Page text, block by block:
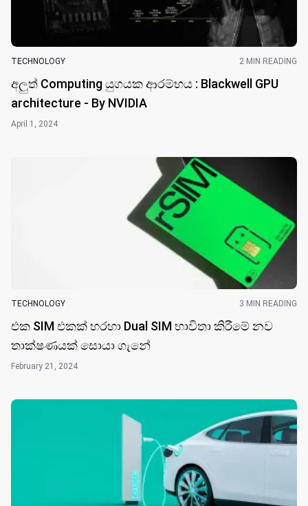
TECHNOLOGY 2 MIN READING
අලුත් Computing යුගයක ආරම්භය : Blackwell GPU
architecture - By NVIDIA
April 1, 2024
TECHNOLOGY 3 MIN READING
එක SIM එකක් හරහා Dual SIM භාවිතා කිරීමේ නව
තාක්ෂණයක් සොයා ගැ​නේ
February 21, 2024